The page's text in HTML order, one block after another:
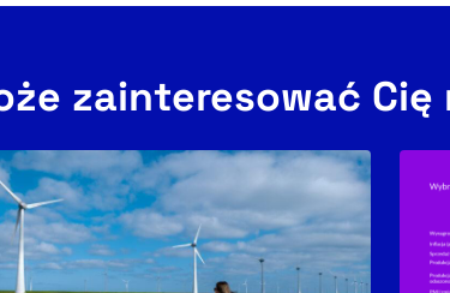
zainteresować Cię